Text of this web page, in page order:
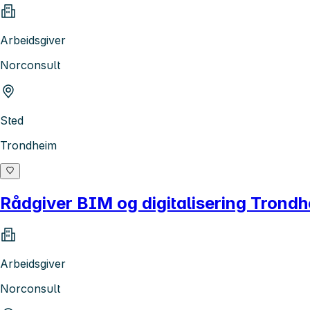
Arbeidsgiver
Norconsult
Sted
Trondheim
Rådgiver BIM og digitalisering
Arbeidsgiver
Norconsult